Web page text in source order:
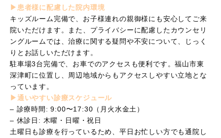
▶︎患者様に配慮した院内環境
キッズルーム完備で、お子様連れの親御様にも安心してご来
院いただけます。また、プライバシーに配慮したカウンセリ
ングルームでは、治療に関する疑問や不安について、じっく
りとお話しいただけます。
駐車場3台完備で、お車でのアクセスも便利です。福山市東
深津町に位置し、周辺地域からもアクセスしやすい立地とな
っています。
▶︎通いやすい診療スケジュール
– 診療時間: 9:00〜17:30（月火水金土）
– 休診日: 木曜・日曜・祝日
土曜日も診療を行っているため、平日お忙しい方でも通院し